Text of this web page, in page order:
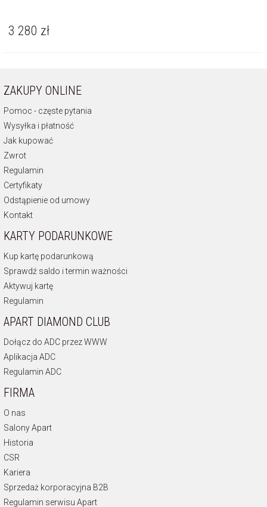
3 280 zł
ZAKUPY ONLINE
Pomoc - częste pytania
Wysyłka i płatność
Jak kupować
Zwrot
Regulamin
Certyfikaty
Odstąpienie od umowy
Kontakt
KARTY PODARUNKOWE
Kup kartę podarunkową
Sprawdź saldo i termin ważności
Aktywuj kartę
Regulamin
APART DIAMOND CLUB
Dołącz do ADC przez WWW
Aplikacja ADC
Regulamin ADC
FIRMA
O nas
Salony Apart
Historia
CSR
Kariera
Sprzedaż korporacyjna B2B
Regulamin serwisu Apart